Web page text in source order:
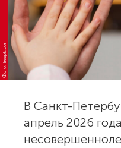
Фото: freepik.com
В Санкт-
апрель 2026